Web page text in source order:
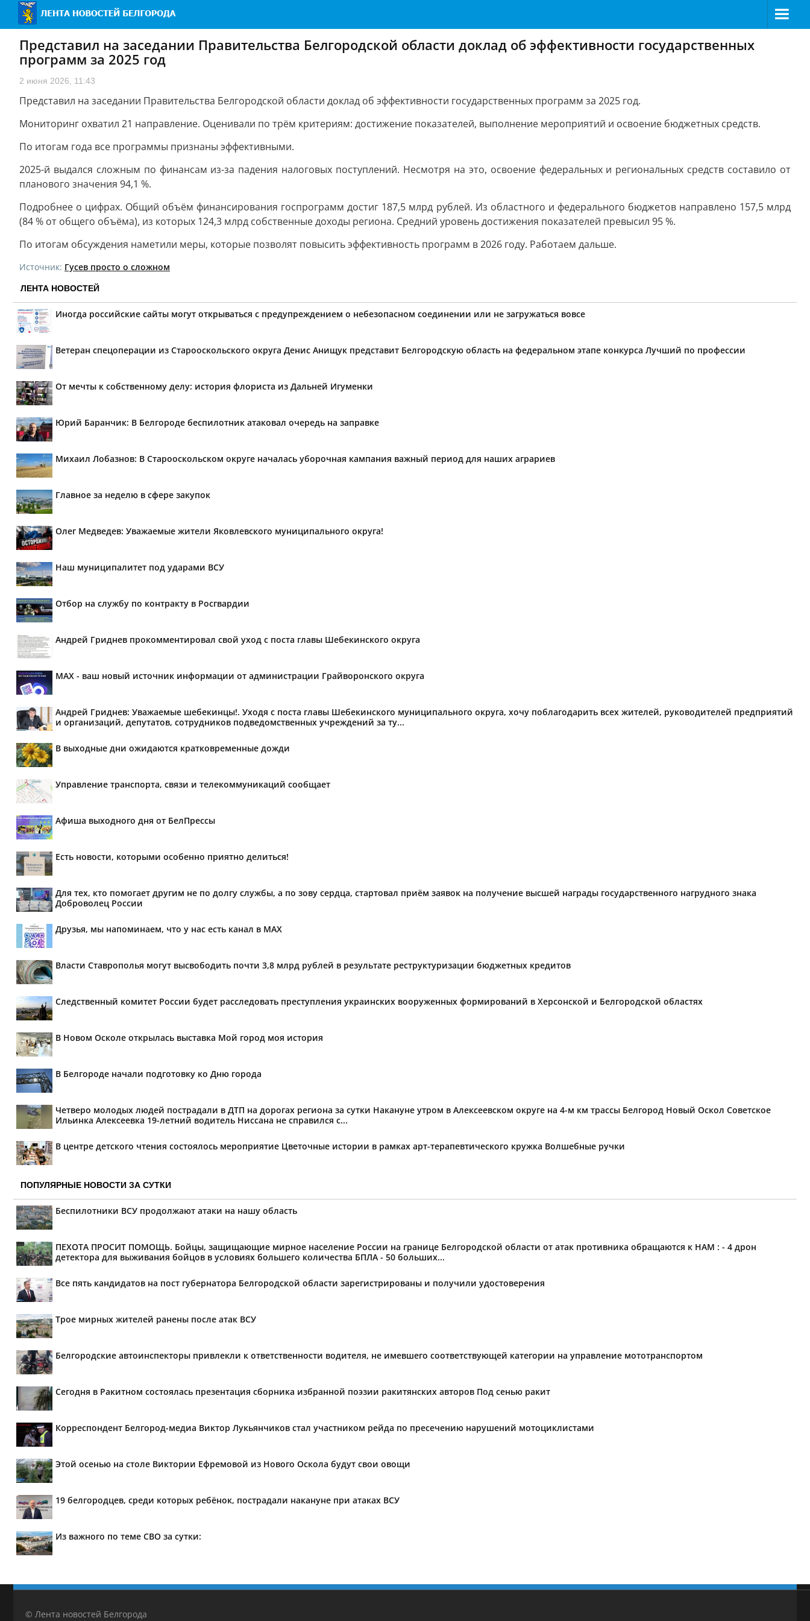
Представил на заседании Правительства Белгородской области доклад об эффективности государственных
программ за 2025 год
2 июня 2026, 11:43
Представил на заседании Правительства Белгородской области доклад об эффективности государственных программ за 2025 год.
Мониторинг охватил 21 направление. Оценивали по трём критериям: достижение показателей, выполнение мероприятий и освоение бюджетных средств.
По итогам года все программы признаны эффективными.
2025-й выдался сложным по финансам из-за падения налоговых поступлений. Несмотря на это, освоение федеральных и региональных средств составило от
планового значения 94,1 %.
Подробнее о цифрах. Общий объём финансирования госпрограмм достиг 187,5 млрд рублей. Из областного и федерального бюджетов направлено 157,5 млрд
(84 % от общего объёма), из которых 124,3 млрд собственные доходы региона. Средний уровень достижения показателей превысил 95 %.
По итогам обсуждения наметили меры, которые позволят повысить эффективность программ в 2026 году. Работаем дальше.
Источник: Гусев просто о сложном
ЛЕНТА НОВОСТЕЙ
Иногда российские сайты могут открываться с предупреждением о небезопасном соединении или не загружаться вовсе
Ветеран спецоперации из Старооскольского округа Денис Анищук представит Белгородскую область на федеральном этапе конкурса Лучший по профессии
От мечты к собственному делу: история флориста из Дальней Игуменки
Юрий Баранчик: В Белгороде беспилотник атаковал очередь на заправке
Михаил Лобазнов: В Старооскольском округе началась уборочная кампания важный период для наших аграриев
Главное за неделю в сфере закупок
Олег Медведев: Уважаемые жители Яковлевского муниципального округа!
Наш муниципалитет под ударами ВСУ
Отбор на службу по контракту в Росгвардии
Андрей Гриднев прокомментировал свой уход с поста главы Шебекинского округа
MAX - ваш новый источник информации от администрации Грайворонского округа
Андрей Гриднев: Уважаемые шебекинцы!. Уходя с поста главы Шебекинского муниципального округа, хочу поблагодарить всех жителей, руководителей предприятий
и организаций, депутатов, сотрудников подведомственных учреждений за ту...
В выходные дни ожидаются кратковременные дожди
Управление транспорта, связи и телекоммуникаций сообщает
Афиша выходного дня от БелПрессы
Есть новости, которыми особенно приятно делиться!
Для тех, кто помогает другим не по долгу службы, а по зову сердца, стартовал приём заявок на получение высшей награды государственного нагрудного знака
Доброволец России
Друзья, мы напоминаем, что у нас есть канал в МАХ
Власти Ставрополья могут высвободить почти 3,8 млрд рублей в результате реструктуризации бюджетных кредитов
Следственный комитет России будет расследовать преступления украинских вооруженных формирований в Херсонской и Белгородской областях
В Новом Осколе открылась выставка Мой город моя история
В Белгороде начали подготовку ко Дню города
Четверо молодых людей пострадали в ДТП на дорогах региона за сутки Накануне утром в Алексеевском округе на 4-м км трассы Белгород Новый Оскол Советское
Ильинка Алексеевка 19-летний водитель Ниссана не справился с...
В центре детского чтения состоялось мероприятие Цветочные истории в рамках арт-терапевтического кружка Волшебные ручки
ПОПУЛЯРНЫЕ НОВОСТИ ЗА СУТКИ
Беспилотники ВСУ продолжают атаки на нашу область
ПЕХОТА ПРОСИТ ПОМОЩЬ. Бойцы, защищающие мирное население России на границе Белгородской области от атак противника обращаются к НАМ : - 4 дрон
детектора для выживания бойцов в условиях большего количества БПЛА - 50 больших...
Все пять кандидатов на пост губернатора Белгородской области зарегистрированы и получили удостоверения
Трое мирных жителей ранены после атак ВСУ
Белгородские автоинспекторы привлекли к ответственности водителя, не имевшего соответствующей категории на управление мототранспортом
Сегодня в Ракитном состоялась презентация сборника избранной поэзии ракитянских авторов Под сенью ракит
Корреспондент Белгород-медиа Виктор Лукьянчиков стал участником рейда по пресечению нарушений мотоциклистами
Этой осенью на столе Виктории Ефремовой из Нового Оскола будут свои овощи
19 белгородцев, среди которых ребёнок, пострадали накануне при атаках ВСУ
Из важного по теме СВО за сутки:
© Лента новостей Белгорода